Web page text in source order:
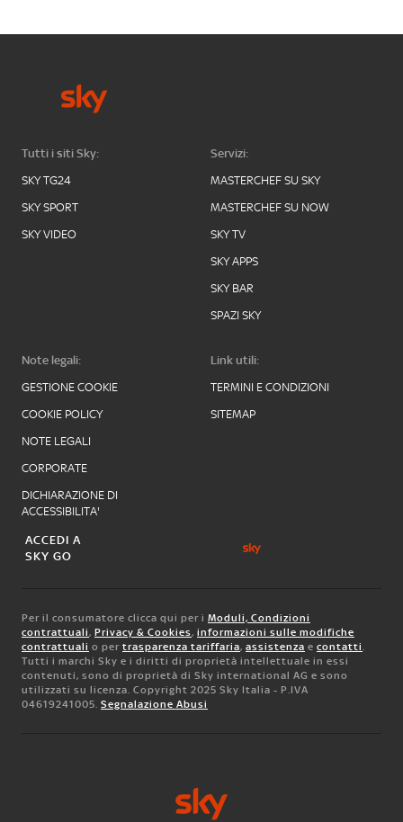
Tutti i siti Sky:
SKY TG24
SKY SPORT
SKY VIDEO
Servizi:
MASTERCHEF SU SKY
MASTERCHEF SU NOW
SKY TV
SKY APPS
SKY BAR
SPAZI SKY
Note legali:
GESTIONE COOKIE
COOKIE POLICY
NOTE LEGALI
CORPORATE
DICHIARAZIONE DI
ACCESSIBILITA'
Link utili:
TERMINI E CONDIZIONI
SITEMAP
ACCEDI A
SKY GO
Per il consumatore clicca qui per i Moduli, Condizioni
contrattuali, Privacy & Cookies, informazioni sulle modifiche
contrattuali o per trasparenza tariffaria, assistenza e contatti.
Tutti i marchi Sky e i diritti di proprietà intellettuale in essi
contenuti, sono di proprietà di Sky international AG e sono
utilizzati su licenza. Copyright 2025 Sky Italia - P.IVA
04619241005. Segnalazione Abusi